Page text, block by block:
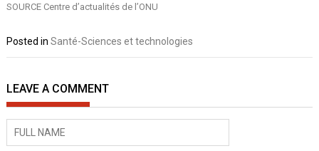
SOURCE Centre d’actualités de l’ONU
Posted inSanté-Sciences et technologies
LEAVE A COMMENT